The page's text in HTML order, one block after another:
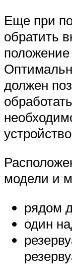
Еще при
обратить
положение
должен
модели и
рядом
один